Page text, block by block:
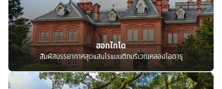
ฮอกไกโด
สัมผัสบรรยากาศสุดแสนโรแมนติกบริเวณคลองโอตารุ